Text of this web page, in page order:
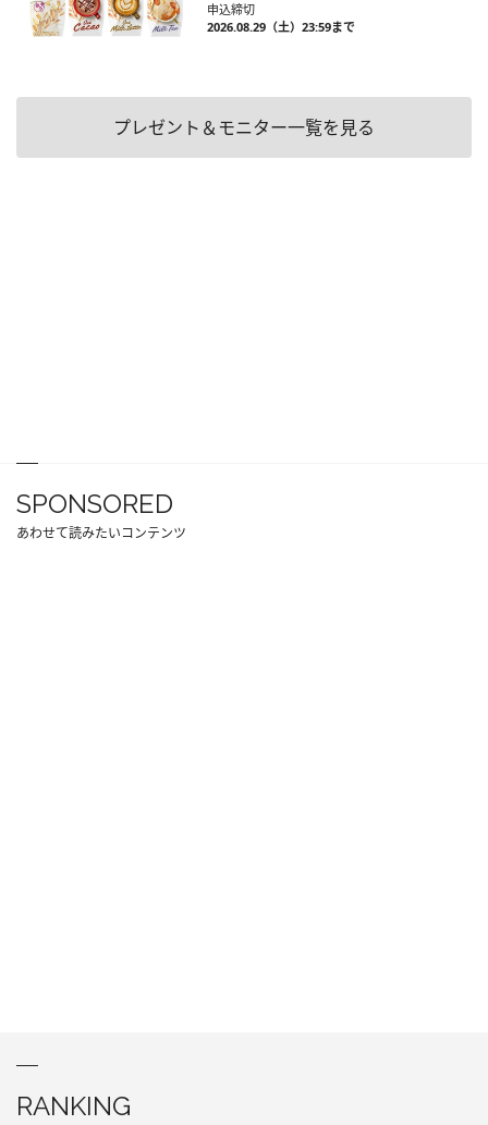
申込締切
2026.08.29（土）23:59まで
プレゼント＆モニター一覧を見る
SPONSORED
あわせて読みたいコンテンツ
RANKING